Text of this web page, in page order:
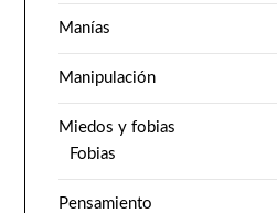
Manías
Manipulación
Miedos y fobias
Fobias
Pensamiento